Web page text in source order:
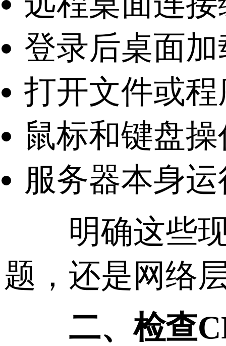
登录后桌面
打开文件或
鼠标和键盘
服务器本身
明确这些现
题，还是网络
二、检查